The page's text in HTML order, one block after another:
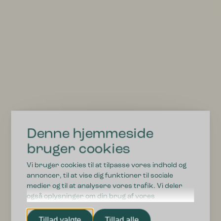
Denne hjemmeside
bruger cookies
Vi bruger cookies til at tilpasse vores indhold og
annoncer, til at vise dig funktioner til sociale
medier og til at analysere vores trafik. Vi deler
også oplysninger om din brug af vores
hjemmeside med vores partnere inden for sociale
medier, annonceringspartnere og